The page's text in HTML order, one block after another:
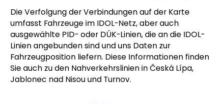
Die Verfolgung der Verbindungen auf der Karte
umfasst Fahrzeuge im IDOL-Netz, aber auch
ausgewählte PID- oder DÚK-Linien, die an die IDOL-
Linien angebunden sind und uns Daten zur
Fahrzeugposition liefern. Diese Informationen finden
Sie auch zu den Nahverkehrslinien in Česká Lípa,
Jablonec nad Nisou und Turnov.